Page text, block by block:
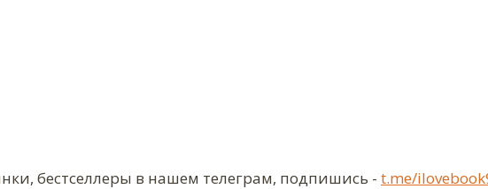
бестселлеры в нашем телеграм, подпишись - t.me/